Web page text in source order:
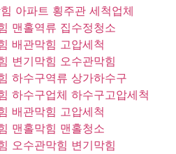
아파트 횡주관 세척업체
맨홀역류 집수정청소
배관막힘 고압세척
변기막힘 오수관막힘
하수구역류 상가하수구
하수구업체 하수구고압세척
배관막힘 고압세척
맨홀막힘 맨홀청소
오수관막힘 변기막힘